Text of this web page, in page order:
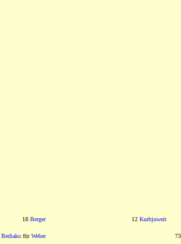
18 Berger 12 Kurbjuweit
BediakofürWeber